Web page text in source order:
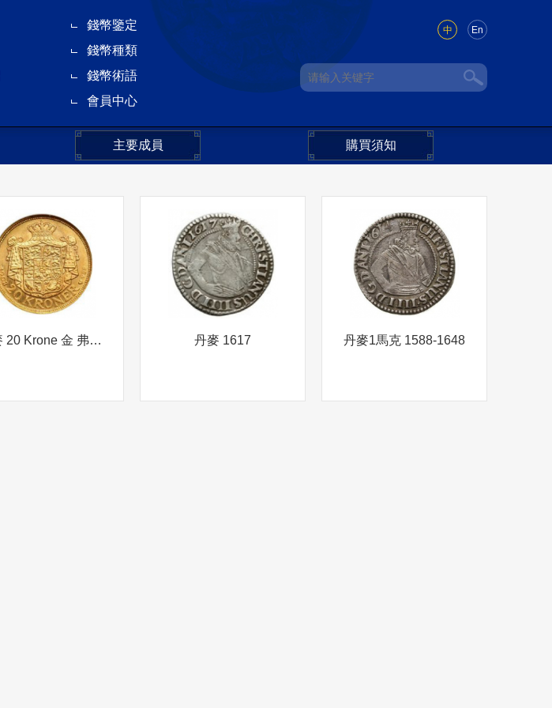
中 En
錢幣鑒定
錢幣種類
錢幣術語
會員中心
主要成員 購買須知
丹麥 20 Krone 金 弗雷德里克八世 (1843 - 1912) 丹麥 1617 丹麥1馬克 1588-1648